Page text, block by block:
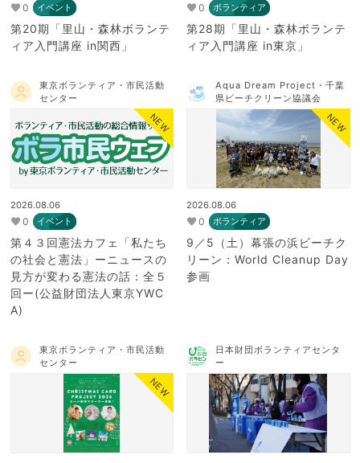
0 イベント
第20期「里山・森林ボランテ
ィア入門講座 in関西」
0 ボランティア
第28期「里山・森林ボランテ
ィア入門講座 in東京」
東京ボランティア・市民活動
センター
NEW
2026.08.06
0 イベント
第４３回憲法カフェ「私たち
の社会と憲法」ーニュースの
見方が変わる憲法の話：全５
回ー(公益財団法人東京YWC
A)
Aqua Dream Project・千葉
県ビーチクリーン協議会
NEW
2026.08.06
0 ボランティア
9／5（土）幕張の浜ビーチク
リーン：World Cleanup Day
参画
東京ボランティア・市民活動
センター
NEW
日本財団ボランティアセンタ
ー